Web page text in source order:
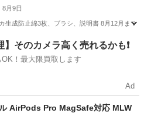
8月9日
生成防止綿3枚、ブラシ、説明書 8月12月まで
節、空調家電
】そのカメラ高く売れるかも❗️
！最大限買取します
Ad
AirPods Pro MagSafe対応 MLW